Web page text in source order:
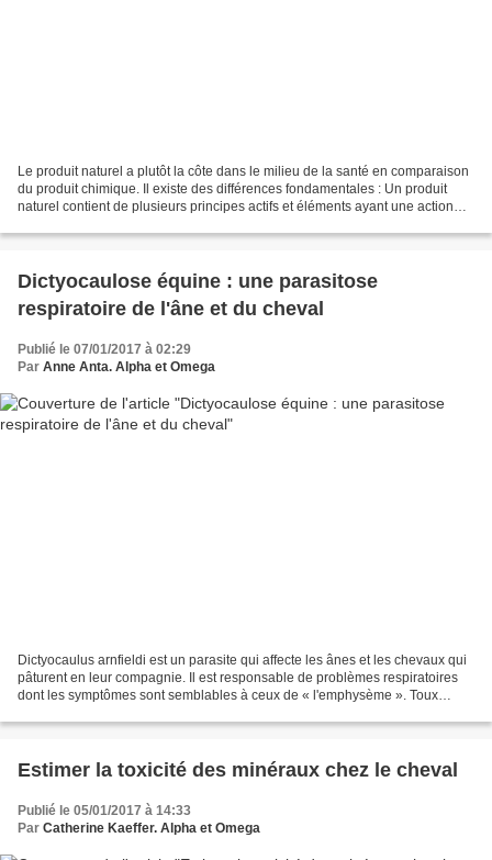
Le produit naturel a plutôt la côte dans le milieu de la santé en comparaison
du produit chimique. Il existe des différences fondamentales : Un produit
naturel contient de plusieurs principes actifs et éléments ayant une action
Dictyocaulose équine : une parasitose
respiratoire de l'âne et du cheval
Publié le 07/01/2017 à 02:29
Par Anne Anta. Alpha et Omega
Dictyocaulus arnfieldi est un parasite qui affecte les ânes et les chevaux qui
pâturent en leur compagnie. Il est responsable de problèmes respiratoires
dont les symptômes sont semblables à ceux de « l'emphysème ». Toux
Estimer la toxicité des minéraux chez le cheval
Publié le 05/01/2017 à 14:33
Par Catherine Kaeffer. Alpha et Omega